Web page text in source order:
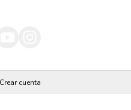
cuenta